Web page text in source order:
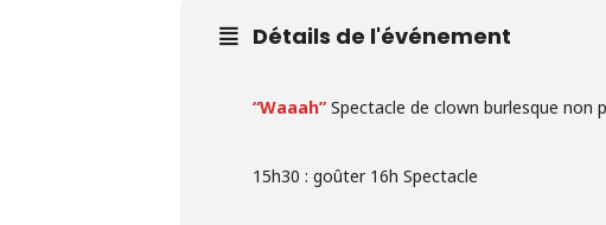
Détails de l'événement
“Waaah” Spectacle de clown burlesque non
15h30 : goûter 16h Spectacle